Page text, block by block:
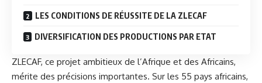
LES CONDITIONS DE RÉUSSITE DE LA ZLECAF
DIVERSIFICATION DES PRODUCTIONS PAR ETAT
ZLECAF, ce projet ambitieux de l’Afrique et des Africains,
mérite des précisions importantes. Sur les 55 pays africains,